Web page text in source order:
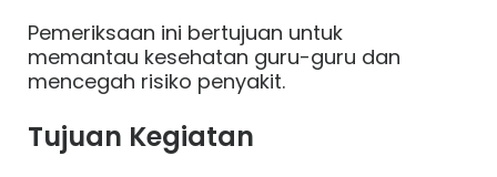
Pemeriksaan ini bertujuan untuk
memantau kesehatan guru-guru dan
mencegah risiko penyakit.
Tujuan Kegiatan